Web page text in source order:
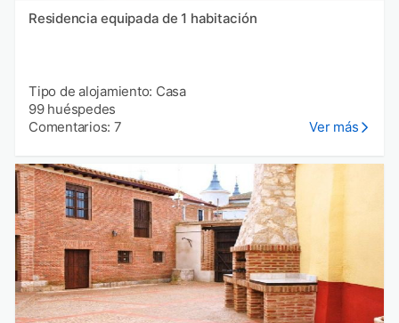
Residencia equipada de 1 habitación
Tipo de alojamiento: Casa
99 huéspedes
Comentarios: 7
Ver más